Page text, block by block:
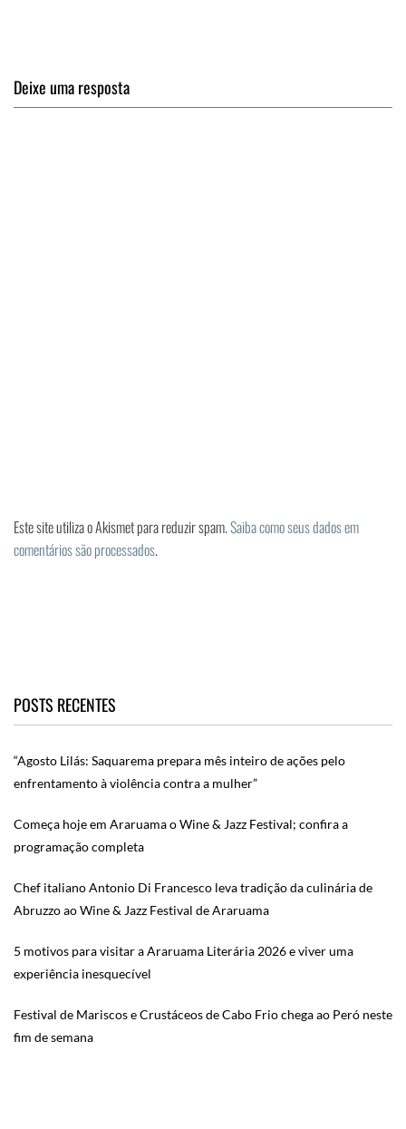
Deixe uma resposta
Este site utiliza o Akismet para reduzir spam.Saiba como seus dados em
comentários são processados.
POSTS RECENTES
“Agosto Lilás: Saquarema prepara mês inteiro de ações pelo
enfrentamento à violência contra a mulher”
Começa hoje em Araruama o Wine & Jazz Festival; confira a
programação completa
Chef italiano Antonio Di Francesco leva tradição da culinária de
Abruzzo ao Wine & Jazz Festival de Araruama
5 motivos para visitar a Araruama Literária 2026 e viver uma
experiência inesquecível
Festival de Mariscos e Crustáceos de Cabo Frio chega ao Peró neste
fim de semana